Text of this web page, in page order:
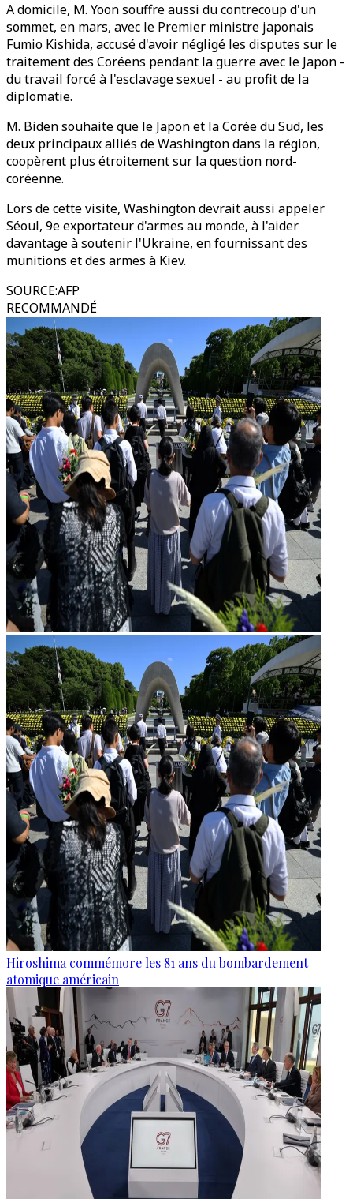
A domicile, M. Yoon souffre aussi du contrecoup d'un
sommet, en mars, avec le Premier ministre japonais
Fumio Kishida, accusé d'avoir négligé les disputes sur le
traitement des Coréens pendant la guerre avec le Japon -
du travail forcé à l'esclavage sexuel - au profit de la
diplomatie.
M. Biden souhaite que le Japon et la Corée du Sud, les
deux principaux alliés de Washington dans la région,
coopèrent plus étroitement sur la question nord-
coréenne.
Lors de cette visite, Washington devrait aussi appeler
Séoul, 9e exportateur d'armes au monde, à l'aider
davantage à soutenir l'Ukraine, en fournissant des
munitions et des armes à Kiev.
SOURCE:AFP
RECOMMANDÉ
Hiroshima commémore les 81 ans du bombardement
atomique américain